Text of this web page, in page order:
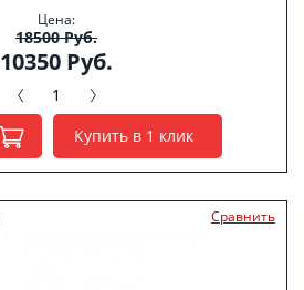
Цена:
18500 Руб.
10350 Руб.
Купить в 1 клик
Сравнить